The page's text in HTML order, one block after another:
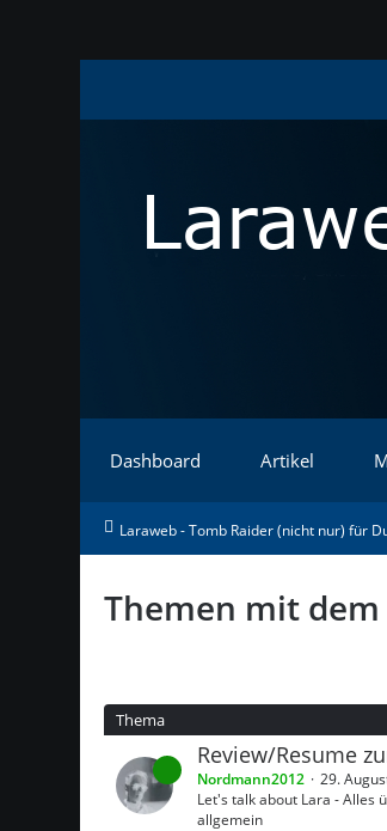
Dashboard Artikel
Laraweb - Tomb Raider (nicht nur) für
Themen mit dem
Thema
Review/Resume
Nordmann2012
29.
Let's talk about Lara - Alles
allgemein